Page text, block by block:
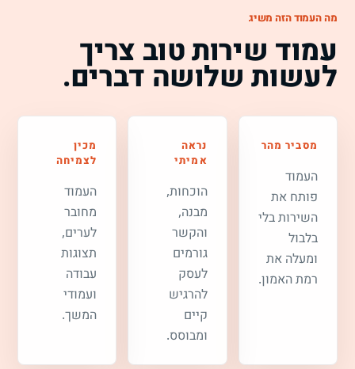
מה העמוד הזה משיג
עמוד שירות טוב צריך
לעשות שלושה דברים.
מסביר מהר
העמוד
פותח את
השירות בלי
בלבול
ומעלה את
רמת האמון.
נראה
אמיתי
הוכחות,
מבנה,
והקשר
גורמים
לעסק
להרגיש
קיים
ומבוסס.
מכין
לצמיחה
העמוד
מחובר
לערים,
תצוגות
עבודה
ועמודי
המשך.